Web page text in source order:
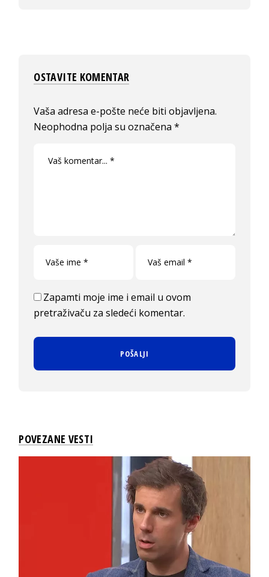
OSTAVITE KOMENTAR
Vaša adresa e-pošte neće biti objavljena.
Neophodna polja su označena*
Zapamti moje ime i email u ovom
pretraživaču za sledeći komentar.
POVEZANE VESTI